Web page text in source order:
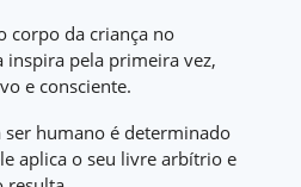
corpo da criança no
pela primeira vez,
e consciente.
ser humano é determinado
aplica o seu livre arbítrio e